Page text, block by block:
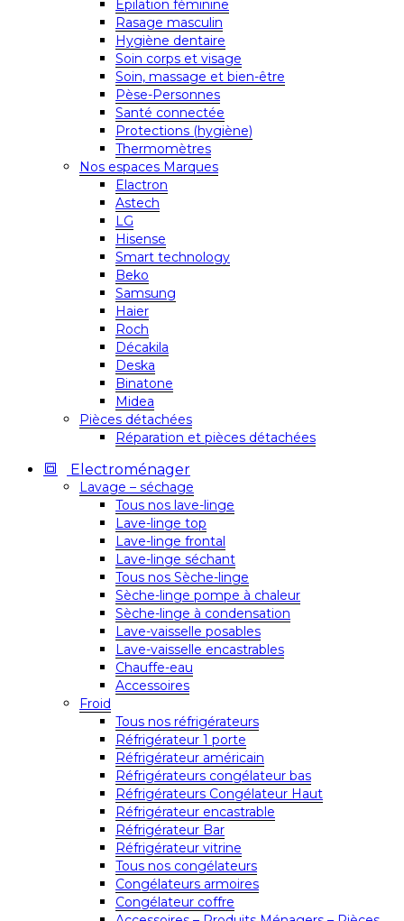
Epilation féminine
Rasage masculin
Hygiène dentaire
Soin corps et visage
Soin, massage et bien-être
Pèse-Personnes
Santé connectée
Protections (hygiène)
Thermomètres
Nos espaces Marques
Elactron
Astech
LG
Hisense
Smart technology
Beko
Samsung
Haier
Roch
Décakila
Deska
Binatone
Midea
Pièces détachées
Réparation et pièces détachées
Electroménager
Lavage – séchage
Tous nos lave-linge
Lave-linge top
Lave-linge frontal
Lave-linge séchant
Tous nos Sèche-linge
Sèche-linge pompe à chaleur
Sèche-linge à condensation
Lave-vaisselle posables
Lave-vaisselle encastrables
Chauffe-eau
Accessoires
Froid
Tous nos réfrigérateurs
Réfrigérateur 1 porte
Réfrigérateur américain
Réfrigérateurs congélateur bas
Réfrigérateurs Congélateur Haut
Réfrigérateur encastrable
Réfrigérateur Bar
Réfrigérateur vitrine
Tous nos congélateurs
Congélateurs armoires
Congélateur coffre